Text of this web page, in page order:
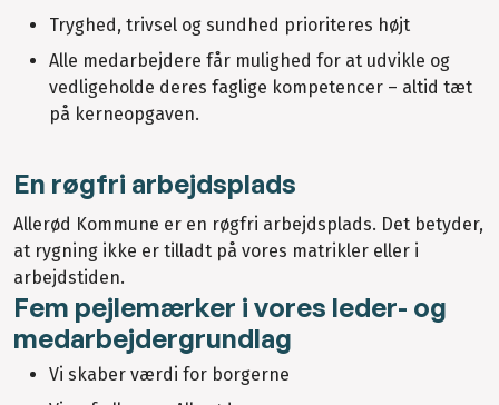
Tryghed, trivsel og sundhed prioriteres højt
Alle medarbejdere får mulighed for at udvikle og
vedligeholde deres faglige kompetencer – altid tæt
på kerneopgaven.
En røgfri arbejdsplads
Allerød Kommune er en røgfri arbejdsplads. Det betyder,
at rygning ikke er tilladt på vores matrikler eller i
arbejdstiden.
Fem pejlemærker i vores leder- og
medarbejdergrundlag
Vi skaber værdi for borgerne